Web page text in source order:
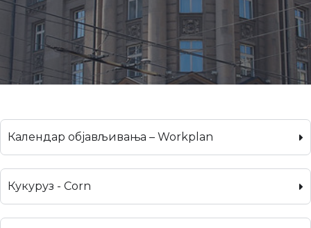
Календар објављивања – Workplan
Кукуруз - Corn